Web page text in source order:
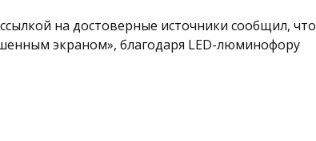
на достоверные источники сообщил, что
экраном», благодаря LED-люминофору